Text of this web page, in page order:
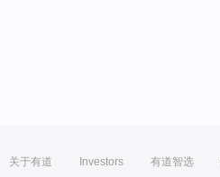
关于有道 Investors 有道智选